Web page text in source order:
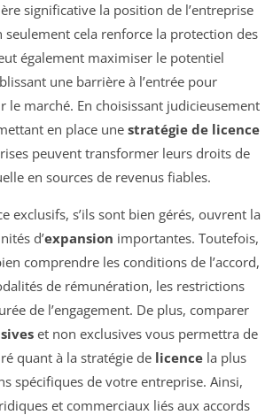
significative la position de l’entreprise
seulement cela renforce la protection des
également maximiser le potentiel
une barrière à l’entrée pour
le marché. En choisissant judicieusement
en place une stratégie de licence
peuvent transformer leurs droits de
en sources de revenus fiables.
exclusifs, s’ils sont bien gérés, ouvrent la
d’expansion importantes. Toutefois,
comprendre les conditions de l’accord,
de rémunération, les restrictions
de l’engagement. De plus, comparer
et non exclusives vous permettra de
quant à la stratégie de licence la plus
spécifiques de votre entreprise. Ainsi,
et commerciaux liés aux accords